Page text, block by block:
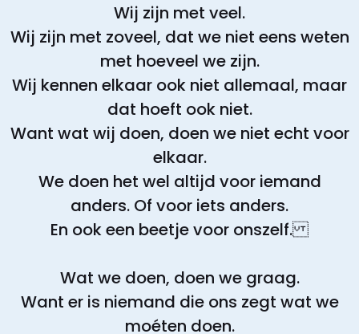
Wij zijn met veel.
Wij zijn met zoveel, dat we niet eens weten
met hoeveel we zijn.
Wij kennen elkaar ook niet allemaal, maar
dat hoeft ook niet.
Want wat wij doen, doen we niet echt voor
elkaar.
We doen het wel altijd voor iemand
anders. Of voor iets anders.
En ook een beetje voor onszelf.
Wat we doen, doen we graag.
Want er is niemand die ons zegt wat we
moéten doen.